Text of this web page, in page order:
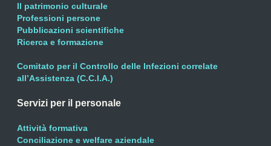
Il patrimonio culturale
Professioni persone
Pubblicazioni scientifiche
Ricerca e formazione
Comitato per il Controllo delle Infezioni correlate
all’Assistenza (C.C.I.A.)
Servizi per il personale
Attività formativa
Conciliazione e welfare aziendale